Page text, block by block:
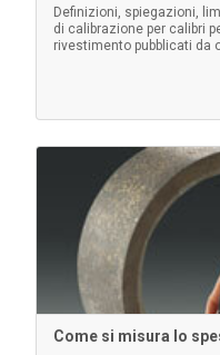
Kit di
per il PosiTector a
bisogno di batterie.
Per
Definizioni, spiegazioni,
di calibrazione per calibri
rivestimento pubblicati da
Come si misura lo